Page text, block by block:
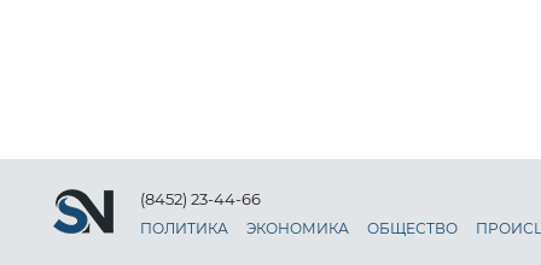
(8452) 23-44-66
ПОЛИТИКА ЭКОНОМИКА ОБЩЕСТВО